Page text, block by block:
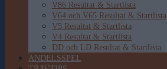
V86 Resultat & Startlista
V64 och V65 Resultat & Startlista
V5 Resultat & Startlista
V4 Resultat & Startlista
DD och LD Resultat & Startlista
ANDELSSPEL